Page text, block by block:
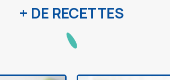
+ DE RECETTES